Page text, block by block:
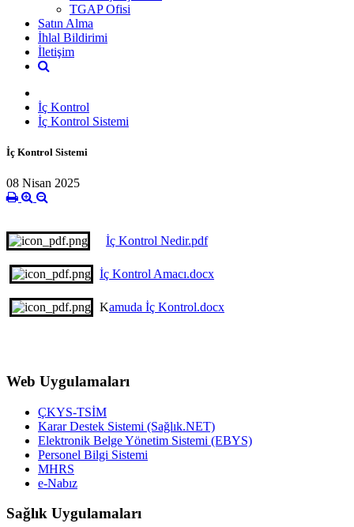
TGAP Ofisi
Satın Alma
İhlal Bildirimi
İletişim
İç Kontrol
İç Kontrol Sistemi
İç Kontrol Sistemi
08 Nisan 2025
İç Kontrol Nedir.pdf
İç Kontrol Amacı.docx
Kamuda İç Kontrol.docx
Web Uygulamaları
ÇKYS-TSİM
Karar Destek Sistemi (Sağlık.NET)
Elektronik Belge Yönetim Sistemi (EBYS)
Personel Bilgi Sistemi
MHRS
e-Nabız
Sağlık Uygulamaları